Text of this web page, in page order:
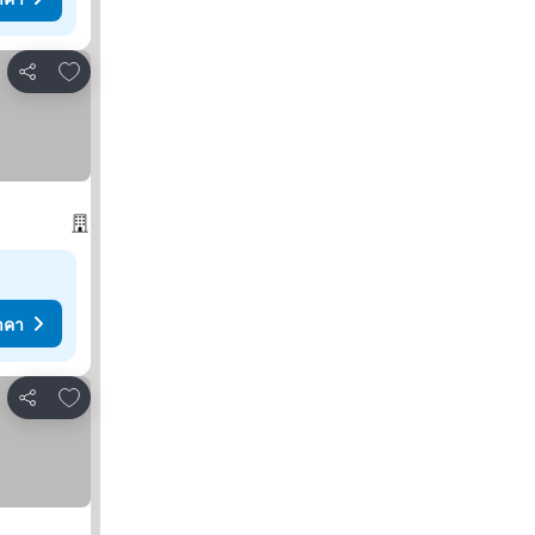
แชร์
เพิ่มในรายการโปรด
า
แชร์
เพิ่มในรายการโปรด